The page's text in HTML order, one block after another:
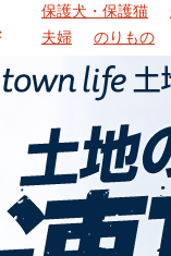
保護犬・保護猫
夫婦
のりもの